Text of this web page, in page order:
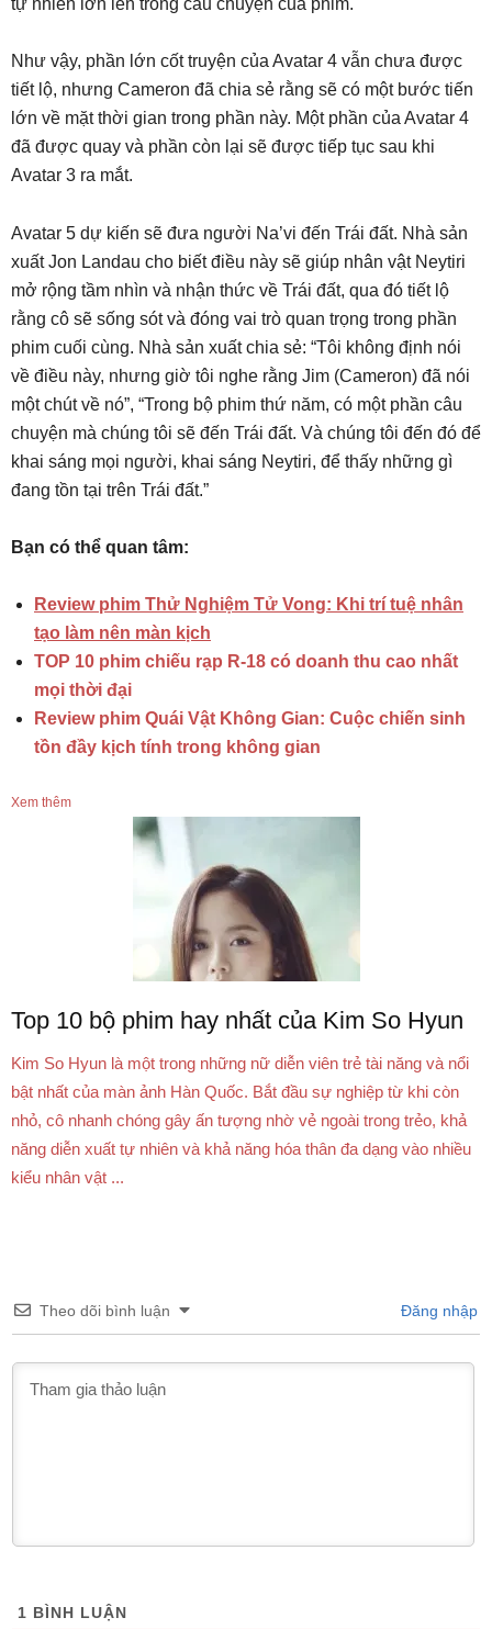
tự nhiên lớn lên trong câu chuyện của phim.
Như vậy, phần lớn cốt truyện của Avatar 4 vẫn chưa được
tiết lộ, nhưng Cameron đã chia sẻ rằng sẽ có một bước tiến
lớn về mặt thời gian trong phần này. Một phần của Avatar 4
đã được quay và phần còn lại sẽ được tiếp tục sau khi
Avatar 3 ra mắt.
Avatar 5 dự kiến sẽ đưa người Na’vi đến Trái đất. Nhà sản
xuất Jon Landau cho biết điều này sẽ giúp nhân vật Neytiri
mở rộng tầm nhìn và nhận thức về Trái đất, qua đó tiết lộ
rằng cô sẽ sống sót và đóng vai trò quan trọng trong phần
phim cuối cùng. Nhà sản xuất chia sẻ: “Tôi không định nói
về điều này, nhưng giờ tôi nghe rằng Jim (Cameron) đã nói
một chút về nó”, “Trong bộ phim thứ năm, có một phần câu
chuyện mà chúng tôi sẽ đến Trái đất. Và chúng tôi đến đó để
khai sáng mọi người, khai sáng Neytiri, để thấy những gì
đang tồn tại trên Trái đất.”
Bạn có thể quan tâm:
Review phim Thử Nghiệm Tử Vong: Khi trí tuệ nhân
tạo làm nên màn kịch
TOP 10 phim chiếu rạp R-18 có doanh thu cao nhất
mọi thời đại
Review phim Quái Vật Không Gian: Cuộc chiến sinh
tồn đầy kịch tính trong không gian
Xem thêm
Top 10 bộ phim hay nhất của Kim So Hyun
Kim So Hyun là một trong những nữ diễn viên trẻ tài năng và nổi
bật nhất của màn ảnh Hàn Quốc. Bắt đầu sự nghiệp từ khi còn
nhỏ, cô nhanh chóng gây ấn tượng nhờ vẻ ngoài trong trẻo, khả
năng diễn xuất tự nhiên và khả năng hóa thân đa dạng vào nhiều
kiểu nhân vật ...
Theo dõi bình luận Đăng nhập
1 BÌNH LUẬN